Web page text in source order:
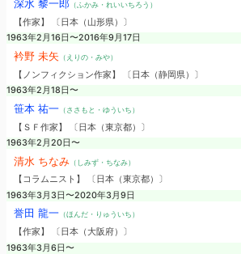
深水 黎一郎（ふかみ・れいいちろう）
【作家】 〔日本（山形県）〕
1963年2月16日〜2016年9月17日
衿野 未矢 （えりの・みや）
【ノンフィクション作家】 〔日本（静岡県）〕
1963年2月18日〜
笹本 祐一（ささもと・ゆういち）
【ＳＦ作家】 〔日本（東京都）〕
1963年2月20日〜
清水 ちなみ（しみず・ちなみ）
【コラムニスト】 〔日本（東京都）〕
1963年3月3日〜2020年3月9日
誉田 龍一（ほんだ・りゅういち）
【作家】 〔日本（大阪府）〕
1963年3月6日〜